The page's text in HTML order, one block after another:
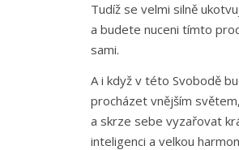
Tudíž se velmi silně
a budete nuceni tímto
sami.
A i když v této Svobodě
procházet vnějším světem,
a skrze sebe vyzařovat
inteligenci a velkou